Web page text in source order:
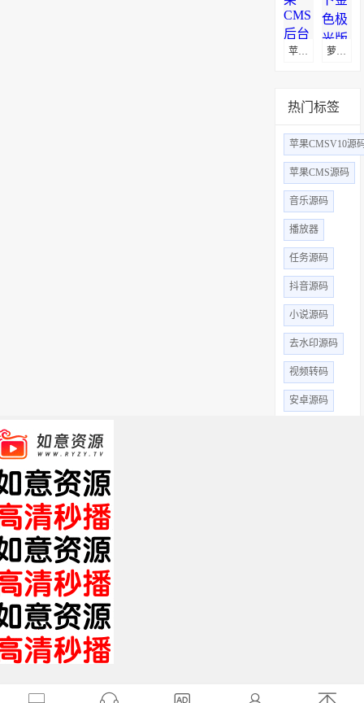
萝卜金色极光版原生APP源码下载
热门标签
苹果CMSV10源
苹果CMS源码
音乐源码
播放器
任务源码
抖音源码
小说源码
去水印源码
视频转码
安卓源码
关于我们 免责申明
Copyright © 2019 影视站长圈 www.yszzq.com 版权所有